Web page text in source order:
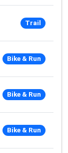
Trail
Bike & Run
Bike & Run
Bike & Run